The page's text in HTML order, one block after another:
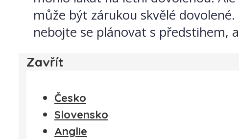
může být zárukou skvělé
nebojte se plánovat s předstihem,
Zavřít
Česko
Slovensko
Anglie